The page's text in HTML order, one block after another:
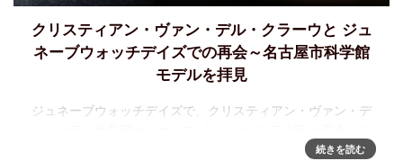
クリスティアン・ヴァン・デル・クラーウと ジュ
ネーブウォッチデイズでの再会～名古屋市科学館
モデルを拝見
ジュネーブウォッチデイズで、クリスティアン・ヴァン・デ
ニュファクチュールキャリバーや名古屋市科学館モデル、こ
続きを読む